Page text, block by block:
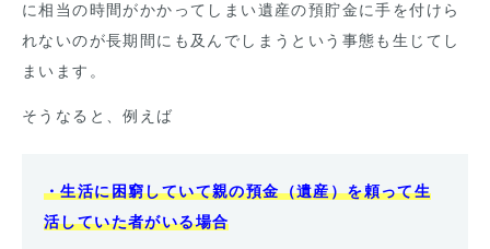
に相当の時間がかかってしまい遺産の預貯金に手を付けら
れないのが長期間にも及んでしまうという事態も生じてし
まいます。
そうなると、例えば
・生活に困窮していて親の預金（遺産）を頼って生
活していた者がいる場合